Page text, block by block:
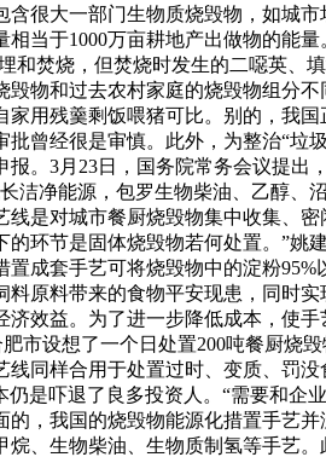
很大一部门生物质烧毁物，如城
当于1000万亩耕地产出做物的能
和焚烧，但焚烧时发生的二噁英
物和过去农村家庭的烧毁物组分
用残羹剩饭喂猪可比。别的，我
曾经很是审慎。此外，为整治“垃
。3月23日，国务院常务会议提出
洁净能源，包罗生物柴油、乙醇
是对城市餐厨烧毁物集中收集、
环节是固体烧毁物若何处置。”姚
成套手艺可将烧毁物中的淀粉
原料带来的食物平安现患，同时
效益。为了进一步降低成本，使
市设想了一个日处置200吨餐厨烧
同样合用于处置过时、变质、罚
是吓退了良多投资人。“需要和
，我国的烧毁物能源化措置手艺
、生物柴油、生物质制氢等手艺